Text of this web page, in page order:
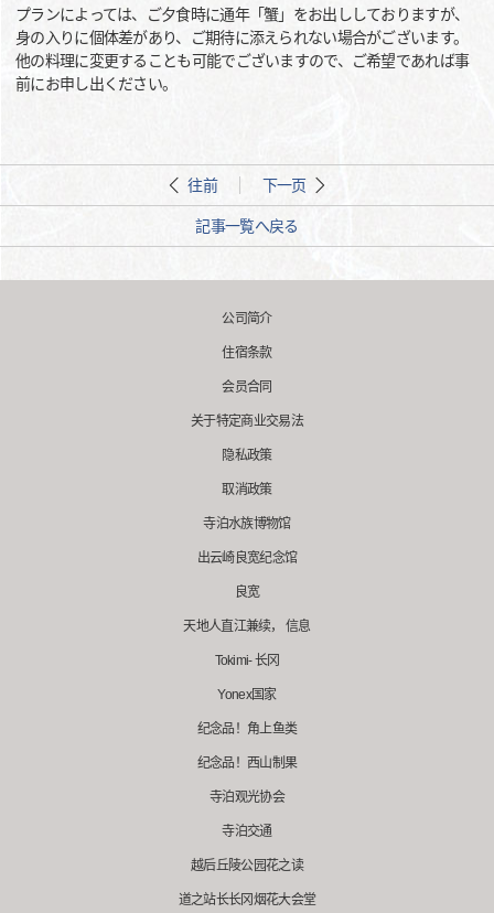
プランによっては、ご夕食時に通年「蟹」をお出ししておりますが、
身の入りに個体差があり、ご期待に添えられない場合がございます。
他の料理に変更することも可能でございますので、ご希望であれば事
前にお申し出ください。
往前 下一页
記事一覧へ戻る
公司简介
住宿条款
会员合同
关于特定商业交易法
隐私政策
取消政策
寺泊水族博物馆
出云崎良宽纪念馆
良宽
天地人直江兼续， 信息
Tokimi- 长冈
Yonex国家
纪念品！角上鱼类
纪念品！西山制果
寺泊观光协会
寺泊交通
越后丘陵公园花之读
道之站长长冈烟花大会堂